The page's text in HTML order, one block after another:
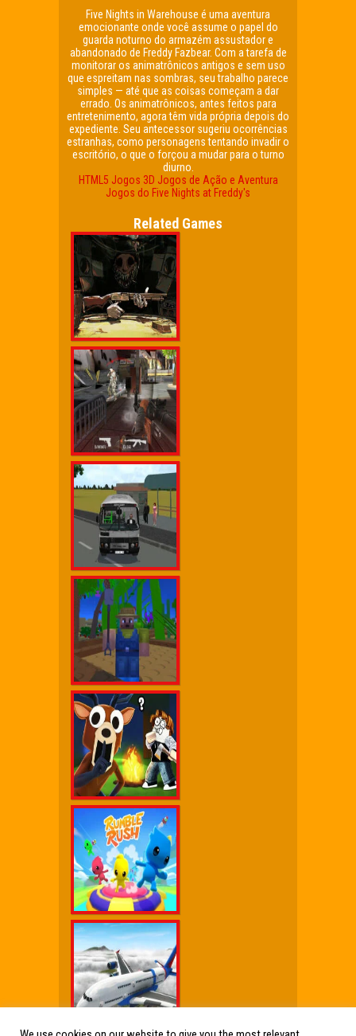
Five Nights in Warehouse é uma aventura
emocionante onde você assume o papel do
guarda noturno do armazém assustador e
abandonado de Freddy Fazbear. Com a tarefa de
monitorar os animatrônicos antigos e sem uso
que espreitam nas sombras, seu trabalho parece
simples — até que as coisas começam a dar
errado. Os animatrônicos, antes feitos para
entretenimento, agora têm vida própria depois do
expediente. Seu antecessor sugeriu ocorrências
estranhas, como personagens tentando invadir o
escritório, o que o forçou a mudar para o turno
diurno.
HTML5 Jogos 3D Jogos de Ação e Aventura
Jogos do Five Nights at Freddy's
Related Games